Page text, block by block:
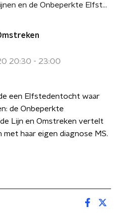
Sandy Krijnen en de Onbeperkte Elfstedentocht
20:30 - 23:00
een Elfstedentocht waar
de Onbeperkte
Lijn en Omstreken vertelt
met haar eigen diagnose MS.